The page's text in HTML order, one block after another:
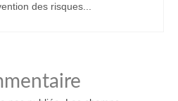
des risques...